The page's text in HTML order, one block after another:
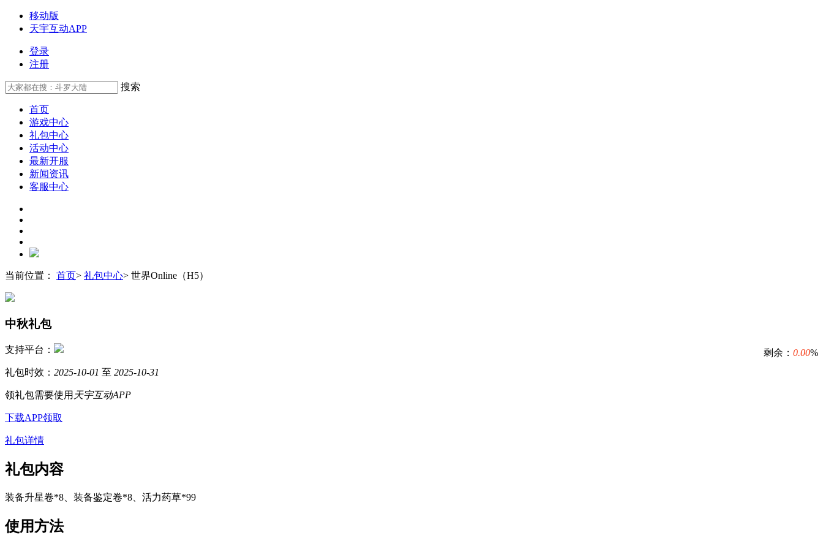
移动版
天宇互动APP
登录
注册
搜索
首页
游戏中心
礼包中心
活动中心
最新开服
新闻资讯
客服中心
当前位置： 首页> 礼包中心> 世界Online（H5）
中秋礼包
剩余： 0.00%
支持平台：
礼包时效： 2025-10-01 至 2025-10-31
领礼包需要使用 天宇互动APP
下载APP领取
礼包详情
礼包内容
装备升星卷*8、装备鉴定卷*8、活力药草*99
使用方法